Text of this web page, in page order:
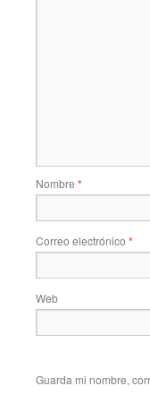
Nombre *
Correo electrónico *
Web
Guarda mi nombre,